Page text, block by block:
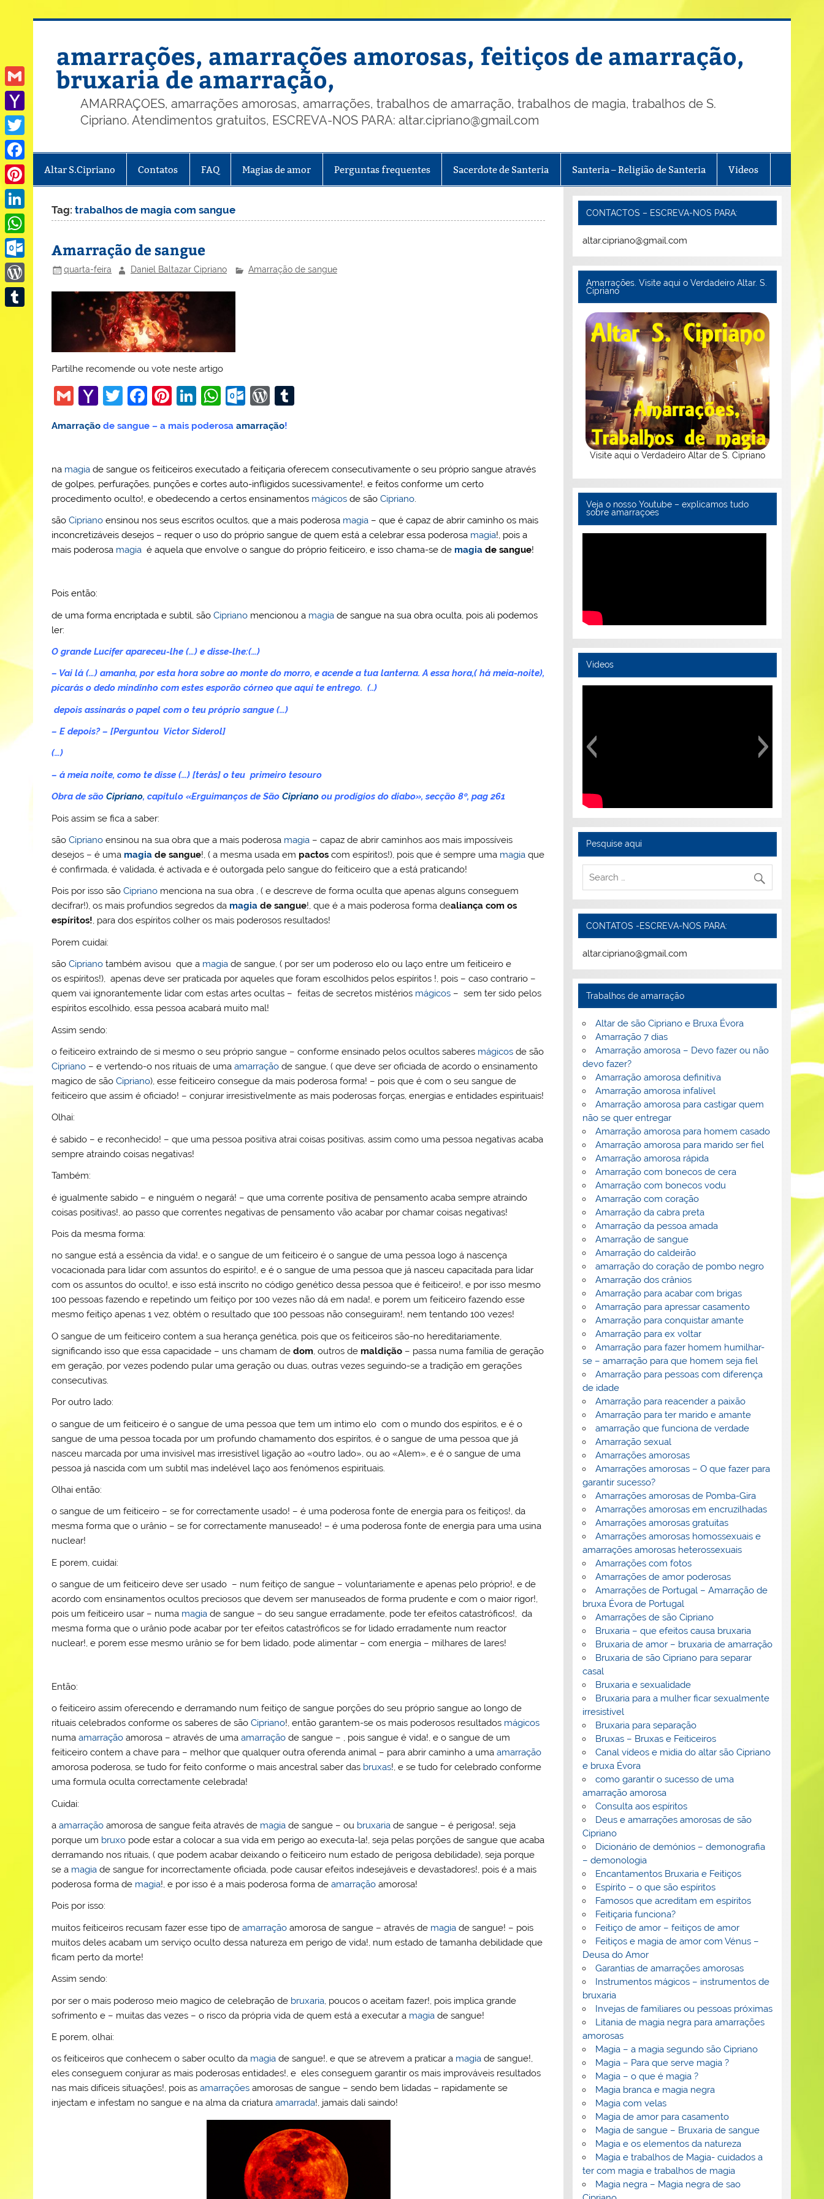
amarrações, amarrações amorosas, feitiços de amarração,
bruxaria de amarração,
AMARRAÇOES, amarrações amorosas, amarrações, trabalhos de amarração, trabalhos de magia, trabalhos de S.
Cipriano. Atendimentos gratuitos, ESCREVA-NOS PARA: altar.cipriano@gmail.com
Altar S.Cipriano Contatos FAQ Magias de amor Perguntas frequentes Sacerdote de Santeria Santeria – Religião de Santeria Videos
Tag:trabalhos de magia com sangue
Amarração de sangue
quarta-feira Daniel Baltazar Cipriano Amarração de sangue
Partilhe recomende ou vote neste artigo
G
ai
Y
h
o
M
ai
l
T
itt
F
c
b
o
o
k
Pi
er
st
Li
k
dI
n
W
at
A
p
p
O
lo
k.
c
o
m
W
d
e
ss
r
Amarração de sangue – a mais poderosaamarração!
na magia de sangue os feiticeiros executado a feitiçaria oferecem consecutivamente o seu próprio sangue através
de golpes, perfurações, punções e cortes auto-infligidos sucessivamente!, e feitos conforme um certo
procedimento oculto!, e obedecendo a certos ensinamentos mágicos de sãoCipriano.
sãoCipriano ensinou nos seus escritos ocultos, que a mais poderosa magia – que é capaz de abrir caminho os mais
inconcretizáveis desejos – requer o uso do próprio sangue de quem está a celebrar essa poderosa magia!, pois a
mais poderosa magia é aquela que envolve o sangue do próprio feiticeiro, e isso chama-se de magia de sangue!
Pois então:
de uma forma encriptada e subtil, sãoCipriano mencionou a magia de sangue na sua obra oculta, pois ali podemos
ler:
O grande Lucifer apareceu-lhe (…) e disse-lhe:(…)
– Vai lá (…) amanha, por esta hora sobre ao monte do morro, e acende a tua lanterna. A essa hora,( há meia-noite),
picarás o dedo mindinho com estes esporão córneo que aqui te entrego. (..)
depois assinarás o papel com o teu próprio sangue (…)
– E depois? – [Perguntou Victor Siderol]
(…)
– á meia noite, como te disse (…) [terás] o teu primeiro tesouro
Obra de sãoCipriano, capitulo «Erguimanços de SãoCipriano ou prodígios do diabo», secção 8º, pag 261
Pois assim se fica a saber:
sãoCipriano ensinou na sua obra que a mais poderosa magia – capaz de abrir caminhos aos mais impossíveis
desejos – é uma magia de sangue!, ( a mesma usada em pactos com espíritos!), pois que é sempre uma magia que
é confirmada, é validada, é activada e é outorgada pelo sangue do feiticeiro que a está praticando!
Pois por isso sãoCipriano menciona na sua obra , ( e descreve de forma oculta que apenas alguns conseguem
decifrar!), os mais profundios segredos da magia de sangue!, que é a mais poderosa forma dealiança com os
espíritos!, para dos espíritos colher os mais poderosos resultados!
Porem cuidai:
sãoCipriano também avisou que a magia de sangue, ( por ser um poderoso elo ou laço entre um feiticeiro e
os espíritos!), apenas deve ser praticada por aqueles que foram escolhidos pelos espíritos !, pois – caso contrario –
quem vai ignorantemente lidar com estas artes ocultas – feitas de secretos mistérios mágicos – sem ter sido pelos
espíritos escolhido, essa pessoa acabará muito mal!
Assim sendo:
o feiticeiro extraindo de si mesmo o seu próprio sangue – conforme ensinado pelos ocultos saberes mágicos de são
Cipriano – e vertendo-o nos rituais de umaamarração de sangue, ( que deve ser oficiada de acordo o ensinamento
magico de sãoCipriano), esse feiticeiro consegue da mais poderosa forma! – pois que é com o seu sangue de
feiticeiro que assim é oficiado! – conjurar irresistivelmente as mais poderosas forças, energias e entidades espirituais!
Olhai:
é sabido – e reconhecido! – que uma pessoa positiva atrai coisas positivas, assim como uma pessoa negativas acaba
sempre atraindo coisas negativas!
Também:
é igualmente sabido – e ninguém o negará! – que uma corrente positiva de pensamento acaba sempre atraindo
coisas positivas!, ao passo que correntes negativas de pensamento vão acabar por chamar coisas negativas!
Pois da mesma forma:
no sangue está a essência da vida!, e o sangue de um feiticeiro é o sangue de uma pessoa logo á nascença
vocacionada para lidar com assuntos do espirito!, e é o sangue de uma pessoa que já nasceu capacitada para lidar
com os assuntos do oculto!, e isso está inscrito no código genético dessa pessoa que é feiticeiro!, e por isso mesmo
100 pessoas fazendo e repetindo um feitiço por 100 vezes não dá em nada!, e porem um feiticeiro fazendo esse
mesmo feitiço apenas 1 vez, obtém o resultado que 100 pessoas não conseguiram!, nem tentando 100 vezes!
O sangue de um feiticeiro contem a sua herança genética, pois que os feiticeiros são-no hereditariamente,
significando isso que essa capacidade – uns chamam dedom, outros de maldição – passa numa família de geração
em geração, por vezes podendo pular uma geração ou duas, outras vezes seguindo-se a tradição em gerações
consecutivas.
Por outro lado:
o sangue de um feiticeiro é o sangue de uma pessoa que tem um intimo elo com o mundo dos espíritos, e é o
sangue de uma pessoa tocada por um profundo chamamento dos espíritos, é o sangue de uma pessoa que já
nasceu marcada por uma invisível mas irresistível ligação ao «outro lado», ou ao «Alem», e é o sangue de uma
pessoa já nascida com um subtil mas indelével laço aos fenómenos espirituais.
Olhai então:
o sangue de um feiticeiro – se for correctamente usado! – é uma poderosa fonte de energia para os feitiços!, da
mesma forma que o urânio – se for correctamente manuseado! – é uma poderosa fonte de energia para uma usina
nuclear!
E porem, cuidai:
o sangue de um feiticeiro deve ser usado – num feitiço de sangue – voluntariamente e apenas pelo próprio!, e de
acordo com ensinamentos ocultos preciosos que devem ser manuseados de forma prudente e com o maior rigor!,
pois um feiticeiro usar – numa magia de sangue – do seu sangue erradamente, pode ter efeitos catastróficos!, da
mesma forma que o urânio pode acabar por ter efeitos catastróficos se for lidado erradamente num reactor
nuclear!, e porem esse mesmo urânio se for bem lidado, pode alimentar – com energia – milhares de lares!
Então:
o feiticeiro assim oferecendo e derramando num feitiço de sangue porções do seu próprio sangue ao longo de
rituais celebrados conforme os saberes de sãoCipriano!, então garantem-se os mais poderosos resultados mágicos
numaamarração amorosa – através de umaamarração de sangue – , pois sangue é vida!, e o sangue de um
feiticeiro contem a chave para – melhor que qualquer outra oferenda animal – para abrir caminho a umaamarração
amorosa poderosa, se tudo for feito conforme o mais ancestral saber das bruxas!, e se tudo for celebrado conforme
uma formula oculta correctamente celebrada!
Cuidai:
aamarração amorosa de sangue feita através de magia de sangue – ou bruxaria de sangue – é perigosa!, seja
porque um bruxo pode estar a colocar a sua vida em perigo ao executa-la!, seja pelas porções de sangue que acaba
derramando nos rituais, ( que podem acabar deixando o feiticeiro num estado de perigosa debilidade), seja porque
se a magia de sangue for incorrectamente oficiada, pode causar efeitos indesejáveis e devastadores!, pois é a mais
poderosa forma de magia!, e por isso é a mais poderosa forma deamarração amorosa!
Pois por isso:
muitos feiticeiros recusam fazer esse tipo deamarração amorosa de sangue – através de magia de sangue! – pois
muitos deles acabam um serviço oculto dessa natureza em perigo de vida!, num estado de tamanha debilidade que
ficam perto da morte!
Assim sendo:
por ser o mais poderoso meio magico de celebração de bruxaria , poucos o aceitam fazer!, pois implica grande
sofrimento e – muitas das vezes – o risco da própria vida de quem está a executar a magia de sangue!
E porem, olhai:
os feiticeiros que conhecem o saber oculto da magia de sangue!, e que se atrevem a praticar a magia de sangue!,
eles conseguem conjurar as mais poderosas entidades!, e eles conseguem garantir os mais improváveis resultados
nas mais difíceis situações!, pois asamarrações amorosas de sangue – sendo bem lidadas – rapidamente se
injectam e infestam no sangue e na alma da criaturaamarrada!, jamais dali saindo!
CONTACTOS – ESCREVA-NOS PARA:
altar.cipriano@gmail.com
Amarrações. Visite aqui o Verdadeiro Altar. S.
Cipriano
Visite aqui o Verdadeiro Altar de S. Cipriano
Veja o nosso Youtube – explicamos tudo
sobre amarraçoes
Videos
Pesquise aqui
CONTATOS -ESCREVA-NOS PARA:
altar.cipriano@gmail.com
Trabalhos de amarração
Altar de são Cipriano e Bruxa Évora
Amarração 7 dias
Amarração amorosa – Devo fazer ou não
devo fazer?
Amarração amorosa definitiva
Amarração amorosa infalível
Amarração amorosa para castigar quem
não se quer entregar
Amarração amorosa para homem casado
Amarração amorosa para marido ser fiel
Amarração amorosa rápida
Amarração com bonecos de cera
Amarração com bonecos vodu
Amarração com coração
Amarração da cabra preta
Amarração da pessoa amada
Amarração de sangue
Amarração do caldeirão
amarração do coração de pombo negro
Amarração dos crânios
Amarração para acabar com brigas
Amarração para apressar casamento
Amarração para conquistar amante
Amarração para ex voltar
Amarração para fazer homem humilhar-
se – amarração para que homem seja fiel
Amarração para pessoas com diferença
de idade
Amarração para reacender a paixão
Amarração para ter marido e amante
amarração que funciona de verdade
Amarração sexual
Amarrações amorosas
Amarrações amorosas – O que fazer para
garantir sucesso?
Amarrações amorosas de Pomba-Gira
Amarrações amorosas em encruzilhadas
Amarrações amorosas gratuitas
Amarrações amorosas homossexuais e
amarrações amorosas heterossexuais
Amarrações com fotos
Amarrações de amor poderosas
Amarrações de Portugal – Amarração de
bruxa Évora de Portugal
Amarrações de são Cipriano
Bruxaria – que efeitos causa bruxaria
Bruxaria de amor – bruxaria de amarração
Bruxaria de são Cipriano para separar
casal
Bruxaria e sexualidade
Bruxaria para a mulher ficar sexualmente
irresistível
Bruxaria para separação
Bruxas – Bruxas e Feiticeiros
Canal vídeos e midia do altar são Cipriano
e bruxa Évora
como garantir o sucesso de uma
amarração amorosa
Consulta aos espíritos
Deus e amarrações amorosas de são
Cipriano
Dicionário de demónios – demonografia
– demonologia
Encantamentos Bruxaria e Feitiços
Espírito – o que são espíritos
Famosos que acreditam em espíritos
Feitiçaria funciona?
Feitiço de amor – feitiços de amor
Feitiços e magia de amor com Vénus –
Deusa do Amor
Garantias de amarrações amorosas
Instrumentos mágicos – instrumentos de
bruxaria
Invejas de familiares ou pessoas próximas
Litania de magia negra para amarrações
amorosas
Magia – a magia segundo são Cipriano
Magia – Para que serve magia ?
Magia – o que é magia ?
Magia branca e magia negra
Magia com velas
Magia de amor para casamento
Magia de sangue – Bruxaria de sangue
Magia e os elementos da natureza
Magia e trabalhos de Magia- cuidados a
ter com magia e trabalhos de magia
Magia negra – Magia negra de sao
Gmail
Yahoo
Mail
Twitter
Facebook
Pinterest
LinkedIn
WhatsApp
Outlook.com
WordPress